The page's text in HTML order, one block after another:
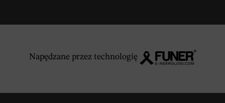
Napędzane przez technologię